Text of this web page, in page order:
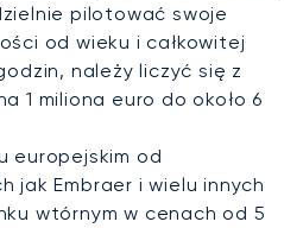
pilotować swoje
od wieku i całkowitej
należy liczyć się z
1 miliona euro do około 6
europejskim od
jak Embraer i wielu innych
wtórnym w cenach od 5